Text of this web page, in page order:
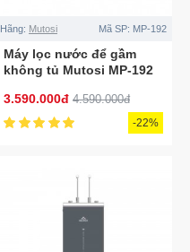
Hãng: Mutosi Mã SP: MP-192
Máy lọc nước để gầm
không tủ Mutosi MP-192
3.590.000đ 4.590.000đ
-22%